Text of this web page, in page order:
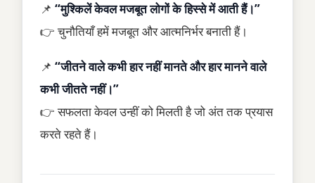
📌 “मुश्किलें केवल मजबूत लोगों के हिस्से में आती हैं।”
👉 चुनौतियाँ हमें मजबूत और आत्मनिर्भर बनाती हैं।
📌 “जीतने वाले कभी हार नहीं मानते और हार मानने वाले
कभी जीतते नहीं।”
👉 सफलता केवल उन्हीं को मिलती है जो अंत तक प्रयास
करते रहते हैं।